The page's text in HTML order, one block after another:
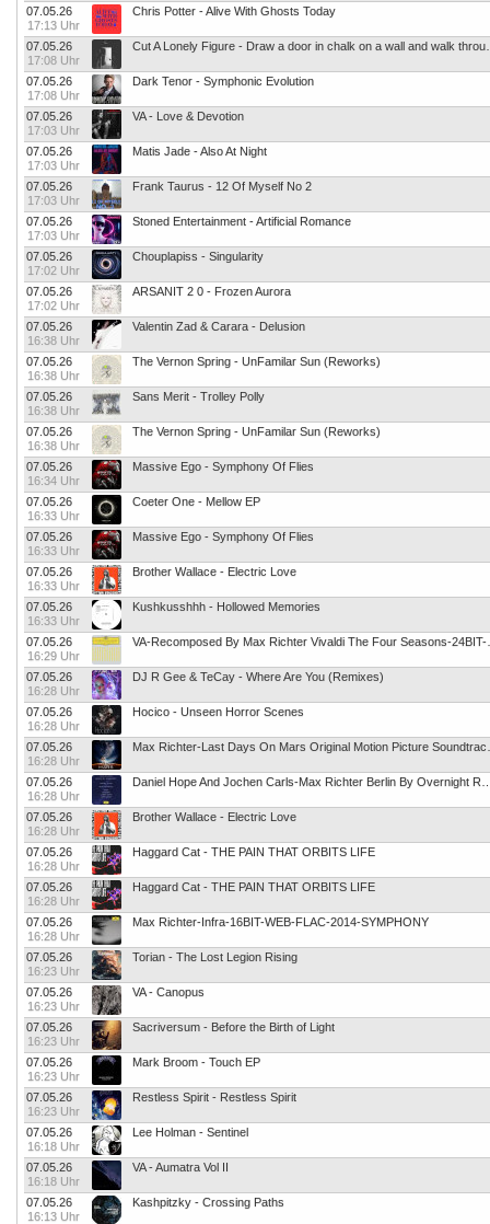
07.05.26
17:13 Uhr
Chris Potter - Alive With Ghosts Today
07.05.26
17:08 Uhr
07.05.26
17:08 Uhr
Dark Tenor - Symphonic Evolution
07.05.26
17:03 Uhr
VA - Love & Devotion
07.05.26
17:03 Uhr
Matis Jade - Also At Night
07.05.26
17:03 Uhr
Frank Taurus - 12 Of Myself No 2
07.05.26
17:03 Uhr
Stoned Entertainment - Artificial Romance
07.05.26
17:02 Uhr
Chouplapiss - Singularity
07.05.26
17:02 Uhr
ARSANIT 2 0 - Frozen Aurora
07.05.26
16:38 Uhr
Valentin Zad & Carara - Delusion
07.05.26
16:38 Uhr
The Vernon Spring - UnFamilar Sun (Reworks)
07.05.26
16:38 Uhr
Sans Merit - Trolley Polly
07.05.26
16:38 Uhr
The Vernon Spring - UnFamilar Sun (Reworks)
07.05.26
16:34 Uhr
Massive Ego - Symphony Of Flies
07.05.26
16:33 Uhr
Coeter One - Mellow EP
07.05.26
16:33 Uhr
Massive Ego - Symphony Of Flies
07.05.26
16:33 Uhr
Brother Wallace - Electric Love
07.05.26
16:33 Uhr
Kushkusshhh - Hollowed Memories
07.05.26
16:29 Uhr
07.05.26
16:28 Uhr
DJ R Gee & TeCay - Where Are You (Remixes)
07.05.26
16:28 Uhr
Hocico - Unseen Horror Scenes
07.05.26
16:28 Uhr
07.05.26
16:28 Uhr
07.05.26
16:28 Uhr
Brother Wallace - Electric Love
07.05.26
16:28 Uhr
Haggard Cat - THE PAIN THAT ORBITS LIFE
07.05.26
16:28 Uhr
Haggard Cat - THE PAIN THAT ORBITS LIFE
07.05.26
16:28 Uhr
Max Richter-Infra-16BIT-WEB-FLAC-2014-SYMPHONY
07.05.26
16:23 Uhr
Torian - The Lost Legion Rising
07.05.26
16:23 Uhr
VA - Canopus
07.05.26
16:23 Uhr
Sacriversum - Before the Birth of Light
07.05.26
16:23 Uhr
Mark Broom - Touch EP
07.05.26
16:23 Uhr
Restless Spirit - Restless Spirit
07.05.26
16:18 Uhr
Lee Holman - Sentinel
07.05.26
16:18 Uhr
VA - Aumatra Vol II
07.05.26
16:13 Uhr
Kashpitzky - Crossing Paths